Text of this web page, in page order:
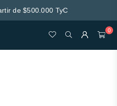
de $500.000 TyC
0